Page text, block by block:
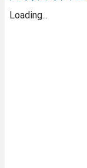
Loading...